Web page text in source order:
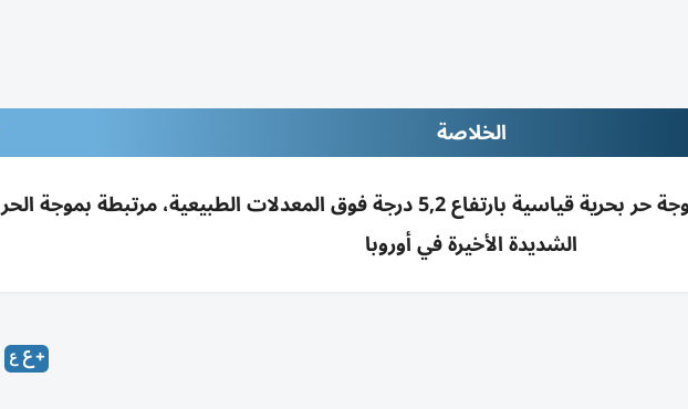
الخلاصة
شمال غرب المتوسط يشهد موجة حر بحرية قياسية بارتفاع 5,2 درجة فوق المعدلات الطبيعية، مرتبطة بموجة الحر
الشديدة الأخيرة في أوروبا